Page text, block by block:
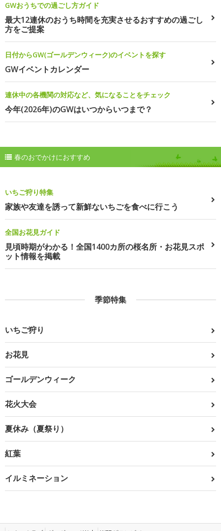
GWおうちでの過ごし方ガイド
最大12連休のおうち時間を充実させるおすすめの過ごし
方をご提案
日付からGW(ゴールデンウィーク)のイベントを探す
GWイベントカレンダー
連休中の各機関の対応など、気になることをチェック
今年(2026年)のGWはいつからいつまで？
春のおでかけにおすすめ
いちご狩り特集
家族や友達を誘って新鮮ないちごを食べに行こう
全国お花見ガイド
見頃時期がわかる！全国1400カ所の桜名所・お花見スポ
ット情報を掲載
季節特集
いちご狩り
お花見
ゴールデンウィーク
花火大会
夏休み（夏祭り）
紅葉
イルミネーション